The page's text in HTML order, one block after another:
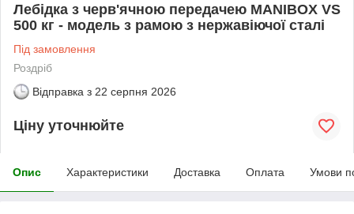
Лебідка з черв'ячною передачею MANIBOX VS
500 кг - модель з рамою з нержавіючої сталі
Під замовлення
Роздріб
Відправка з 22 серпня 2026
Ціну уточнюйте
Опис Характеристики Доставка Оплата Умови